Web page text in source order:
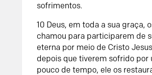
sofrimentos.
10 Deus, em toda a sua graça,
chamou para participarem de
eterna por meio de Cristo
depois que tiverem sofrido por
pouco de tempo, ele os